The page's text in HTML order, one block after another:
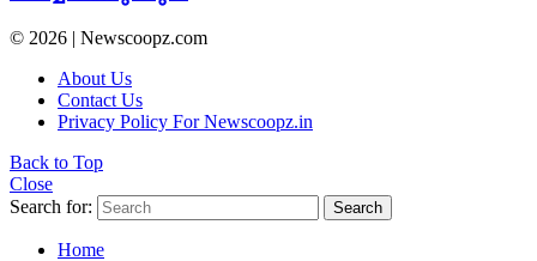
© 2026 | Newscoopz.com
About Us
Contact Us
Privacy Policy For Newscoopz.in
Back to Top
Close
Search for:
Search
Home